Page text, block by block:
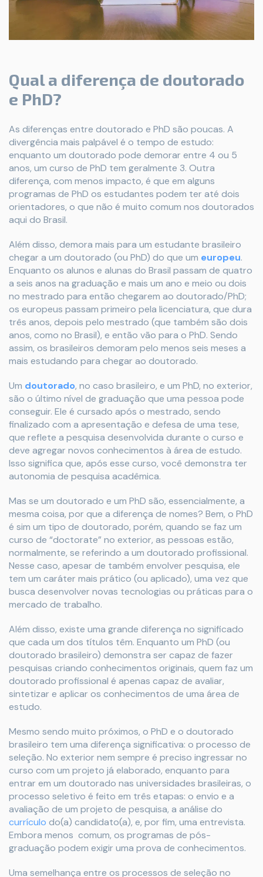
Qual a diferença de doutorado
e PhD?
As diferenças entre doutorado e PhD são poucas. A
divergência mais palpável é o tempo de estudo:
enquanto um doutorado pode demorar entre 4 ou 5
anos, um curso de PhD tem geralmente 3. Outra
diferença, com menos impacto, é que em alguns
programas de PhD os estudantes podem ter até dois
orientadores, o que não é muito comum nos doutorados
aqui do Brasil.
Além disso, demora mais para um estudante brasileiro
chegar a um doutorado (ou PhD) do que um europeu.
Enquanto os alunos e alunas do Brasil passam de quatro
a seis anos na graduação e mais um ano e meio ou dois
no mestrado para então chegarem ao doutorado/PhD;
os europeus passam primeiro pela licenciatura, que dura
três anos, depois pelo mestrado (que também são dois
anos, como no Brasil), e então vão para o PhD. Sendo
assim, os brasileiros demoram pelo menos seis meses a
mais estudando para chegar ao doutorado.
Um doutorado, no caso brasileiro, e um PhD, no exterior,
são o último nível de graduação que uma pessoa pode
conseguir. Ele é cursado após o mestrado, sendo
finalizado com a apresentação e defesa de uma tese,
que reflete a pesquisa desenvolvida durante o curso e
deve agregar novos conhecimentos à área de estudo.
Isso significa que, após esse curso, você demonstra ter
autonomia de pesquisa acadêmica.
Mas se um doutorado e um PhD são, essencialmente, a
mesma coisa, por que a diferença de nomes? Bem, o PhD
é sim um tipo de doutorado, porém, quando se faz um
curso de “doctorate” no exterior, as pessoas estão,
normalmente, se referindo a um doutorado profissional.
Nesse caso, apesar de também envolver pesquisa, ele
tem um caráter mais prático (ou aplicado), uma vez que
busca desenvolver novas tecnologias ou práticas para o
mercado de trabalho.
Além disso, existe uma grande diferença no significado
que cada um dos títulos têm. Enquanto um PhD (ou
doutorado brasileiro) demonstra ser capaz de fazer
pesquisas criando conhecimentos originais, quem faz um
doutorado profissional é apenas capaz de avaliar,
sintetizar e aplicar os conhecimentos de uma área de
estudo.
Mesmo sendo muito próximos, o PhD e o doutorado
brasileiro tem uma diferença significativa: o processo de
seleção. No exterior nem sempre é preciso ingressar no
curso com um projeto já elaborado, enquanto para
entrar em um doutorado nas universidades brasileiras, o
processo seletivo é feito em três etapas: o envio e a
avaliação de um projeto de pesquisa, a análise do
currículo do(a) candidato(a), e, por fim, uma entrevista.
Embora menos comum, os programas de pós-
graduação podem exigir uma prova de conhecimentos.
Uma semelhança entre os processos de seleção no